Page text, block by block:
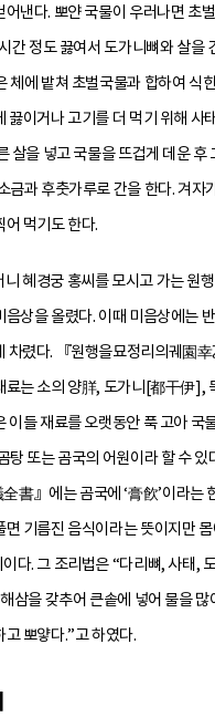
어낸다. 뽀얀 국물이 우러나면 초
간 정도 끓여서 도가니뼈와 살을
체에 밭쳐 초벌국물과 합하여 식
끓이거나 고기를 더 먹기 위해 사
살을 넣고 국물을 뜨겁게 데운 후
금과 후춧가루로 간을 한다. 겨자
먹기도 한다.
혜경궁 홍씨를 모시고 가는 원
음상을 올렸다. 이때 미음상에는
차렸다. 『원행을묘정리의궤園
료는 소의 양羘, 도가니[都干伊],
이들 재료를 오랫동안 푹 고아 국
탕 또는 곰국의 어원이라 할 수 있
書』에는 곰국에 ‘膏飮’이라는
면 기름진 음식이라는 뜻이지만
다. 그 조리법은 “다리뼈, 사태,
삼을 갖추어 큰솥에 넣어 물을
고 뽀얗다.”고 하였다.